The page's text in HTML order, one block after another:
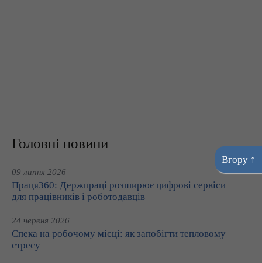
Головні новини
09 липня 2026
Праця360: Держпраці розширює цифрові сервіси
для працівників і роботодавців
24 червня 2026
Спека на робочому місці: як запобігти тепловому
стресу
Вгору ↑